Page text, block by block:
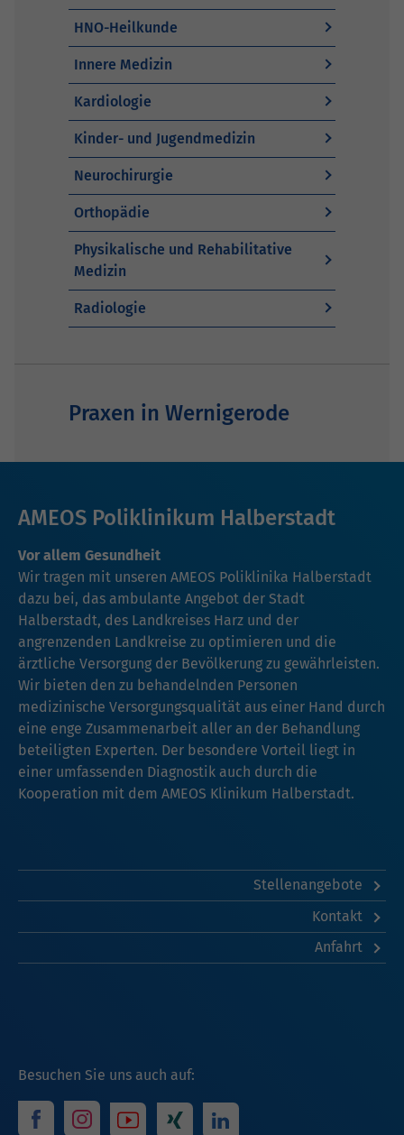
HNO-Heilkunde
Innere Medizin
Kardiologie
Kinder- und Jugendmedizin
Neurochirurgie
Orthopädie
Physikalische und Rehabilitative
Medizin
Radiologie
Praxen in Wernigerode
AMEOS Poliklinikum Halberstadt
Vor allem Gesundheit
Wir tragen mit unseren AMEOS Poliklinika Halberstadt
dazu bei, das ambulante Angebot der Stadt
Halberstadt, des Landkreises Harz und der
angrenzenden Landkreise zu optimieren und die
ärztliche Versorgung der Bevölkerung zu gewährleisten.
Wir bieten den zu behandelnden Personen
medizinische Versorgungsqualität aus einer Hand durch
eine enge Zusammenarbeit aller an der Behandlung
beteiligten Experten. Der besondere Vorteil liegt in
einer umfassenden Diagnostik auch durch die
Kooperation mit dem AMEOS Klinikum Halberstadt.
Stellenangebote
Kontakt
Anfahrt
Besuchen Sie uns auch auf: